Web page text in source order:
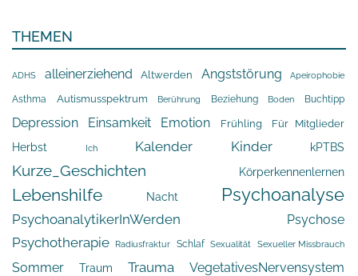
THEMEN
ADHS alleinerziehend Altwerden Angststörung Apeirophobie
Asthma Autismusspektrum Berührung Beziehung Boden Buchtipp
Depression Einsamkeit Emotion Frühling Für Mitglieder
Herbst Ich Kalender Kinder kPTBS
Kurze_Geschichten Körperkennenlernen
Lebenshilfe Nacht Psychoanalyse
PsychoanalytikerInWerden Psychose
Psychotherapie Radiusfraktur Schlaf Sexualität Sexueller Missbrauch
Sommer Traum Trauma VegetativesNervensystem